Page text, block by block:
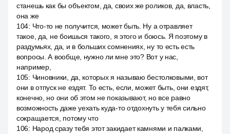
станешь как бы объектом, да, своих же роликов, да, власть,
она же
104: Что-то не получится, может быть. Ну а отравляет
такое, да, не боишься такого, я этого и боюсь. Я поэтому в
раздумьях, да, и в больших сомнениях, ну то есть есть
вопросы. А вообще, нужно ли мне это? Вот у нас,
например,
105: Чиновники, да, которых я называю бестолковыми, вот
они в отпуск не ездят. То есть, если, может быть, они ездят,
конечно, но они об этом не показывают, но все равно
возможность даже уехать куда-то отдохнуть у тебя сильно
сокращается, потому что
106: Народ сразу тебя этот закидает камнями и палками,